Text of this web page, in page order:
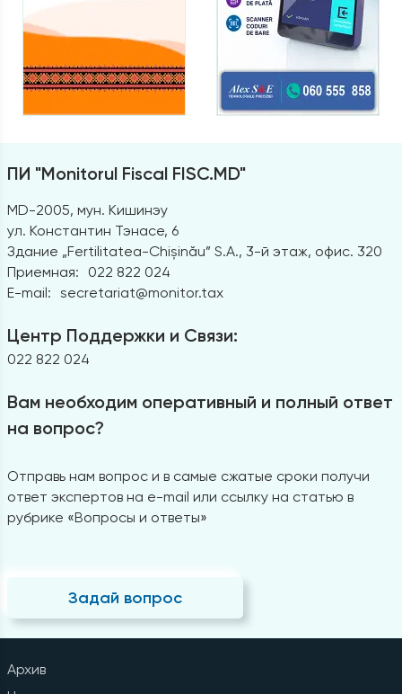
ПИ "Monitorul Fiscal FISC.MD"
MD-2005, мун. Кишинэу
ул. Константин Тэнасе, 6
Здание „Fertilitatea-Chișinău” S.A., 3-й этаж, офис. 320
Приемная:
022 822 024
E-mail: secretariat@monitor.tax
Центр Поддержки и Связи:
022 822 024
Вам необходим оперативный и полный ответ
на вопрос?
Отправь нам вопрос и в самые сжатые сроки получи
ответ экспертов на e-mail или ссылку на статью в
рубрике «Вопросы и ответы»
Задай вопрос
Архив